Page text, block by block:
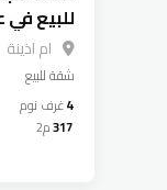
للبيع في
ام اذينة
شقةللبيع
4غرف نوم
317م2